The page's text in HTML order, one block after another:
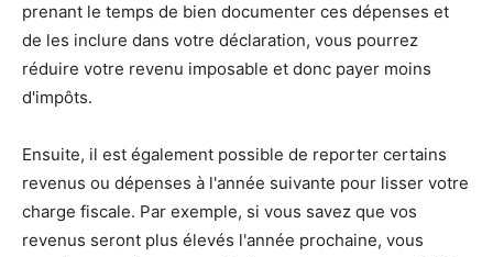
prenant le temps de bien documenter ces dépenses et
de les inclure dans votre déclaration, vous pourrez
réduire votre revenu imposable et donc payer moins
d'impôts.
Ensuite, il est également possible de reporter certains
revenus ou dépenses à l'année suivante pour lisser votre
charge fiscale. Par exemple, si vous savez que vos
revenus seront plus élevés l'année prochaine, vous